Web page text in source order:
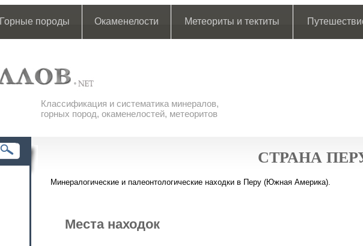
Горные породы Окаменелости Метеориты и тектиты
Классификация и систематика минералов,
горных пород, окаменелостей, метеоритов
СТРАНА
Минералогические и палеонтологические находки в Перу (Южная Америка).
Места находок